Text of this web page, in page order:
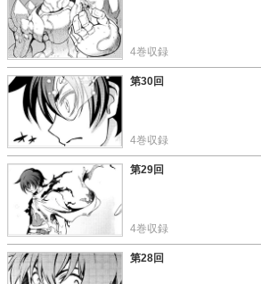
この話を読む
4巻収録
この話を読む
第30回
4巻収録
この話を読む
第29回
4巻収録
第28回